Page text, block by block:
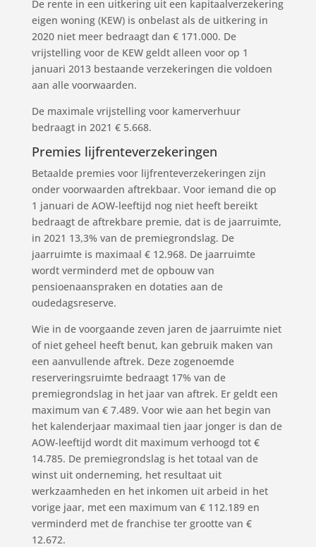
De rente in een uitkering uit een kapitaalverzekering
eigen woning (KEW) is onbelast als de uitkering in
2020 niet meer bedraagt dan € 171.000. De
vrijstelling voor de KEW geldt alleen voor op 1
januari 2013 bestaande verzekeringen die voldoen
aan alle voorwaarden.
De maximale vrijstelling voor kamerverhuur
bedraagt in 2021 € 5.668.
Premies lijfrenteverzekeringen
Betaalde premies voor lijfrenteverzekeringen zijn
onder voorwaarden aftrekbaar. Voor iemand die op
1 januari de AOW-leeftijd nog niet heeft bereikt
bedraagt de aftrekbare premie, dat is de jaarruimte,
in 2021 13,3% van de premiegrondslag. De
jaarruimte is maximaal € 12.968. De jaarruimte
wordt verminderd met de opbouw van
pensioenaanspraken en dotaties aan de
oudedagsreserve.
Wie in de voorgaande zeven jaren de jaarruimte niet
of niet geheel heeft benut, kan gebruik maken van
een aanvullende aftrek. Deze zogenoemde
reserveringsruimte bedraagt 17% van de
premiegrondslag in het jaar van aftrek. Er geldt een
maximum van € 7.489. Voor wie aan het begin van
het kalenderjaar maximaal tien jaar jonger is dan de
AOW-leeftijd wordt dit maximum verhoogd tot €
14.785. De premiegrondslag is het totaal van de
winst uit onderneming, het resultaat uit
werkzaamheden en het inkomen uit arbeid in het
vorige jaar, met een maximum van € 112.189 en
verminderd met de franchise ter grootte van €
12.672.